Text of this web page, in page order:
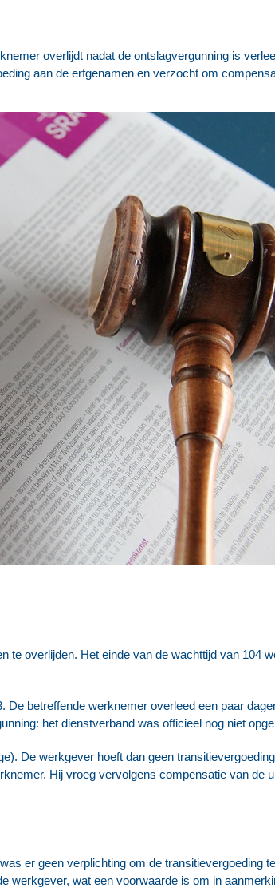
overlijdt nadat de ontslagvergunning is
aan de erfgenamen en verzocht om
overlijden. Het einde van de wachttijd van 104
betreffende werknemer overleed een paar
het dienstverband was officieel nog niet
De werkgever hoeft dan geen
Hij vroeg vervolgens compensatie van de
er geen verplichting om de transitievergoeding
werkgever, wat een voorwaarde is om in